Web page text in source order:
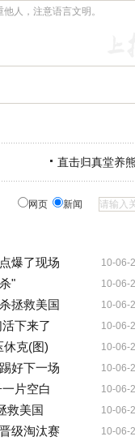
直击归真堂养
网页 新闻
10-06-
爆了现场
10-06-
"
10-06-
拯救美国
10-06-
下来了
10-06-
休克(图)
10-06-
好下一场
10-06-
片空白
10-06-
救美国
10-06-
级淘汰赛